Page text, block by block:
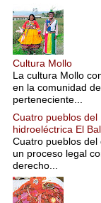
Cultura Mollo
La cultura Mollo
en la comunidad
perteneciente...
Cuatro pueblos del
hidroeléctrica El
Cuatro pueblos
un proceso legal
derecho...